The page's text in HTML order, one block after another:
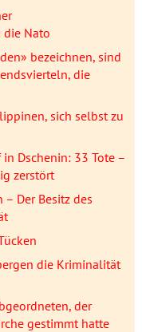
die Nato
bezeichnen, sind
die
sich selbst zu
Dschenin: 33 Tote –
zerstört
Der Besitz des
die Kriminalität
der
gestimmt hatte